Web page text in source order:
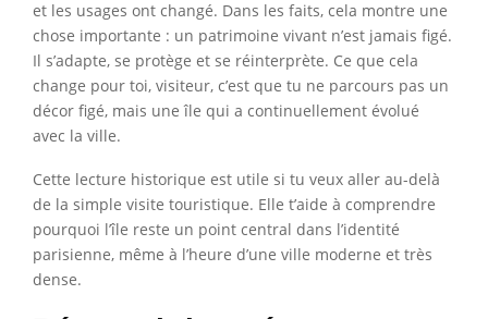
et les usages ont changé. Dans les faits, cela montre une
chose importante : un patrimoine vivant n’est jamais figé.
Il s’adapte, se protège et se réinterprète. Ce que cela
change pour toi, visiteur, c’est que tu ne parcours pas un
décor figé, mais une île qui a continuellement évolué
avec la ville.
Cette lecture historique est utile si tu veux aller au-delà
de la simple visite touristique. Elle t’aide à comprendre
pourquoi l’île reste un point central dans l’identité
parisienne, même à l’heure d’une ville moderne et très
dense.